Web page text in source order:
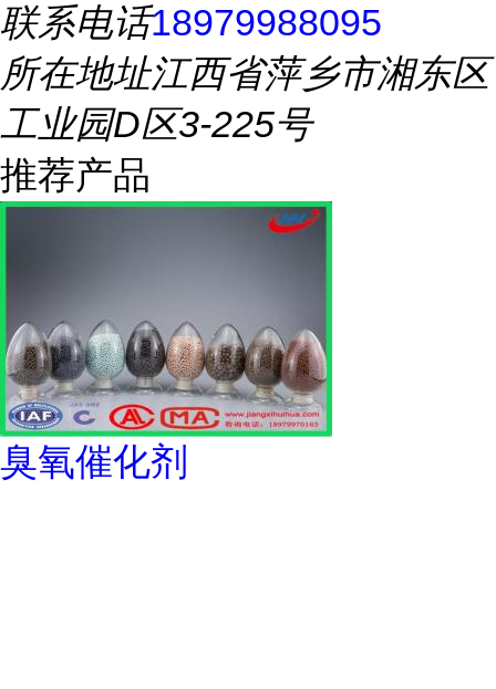
联系电话18979988095
所在地址江西省萍乡市湘东区
工业园D区3-225号
推荐产品
臭氧催化剂